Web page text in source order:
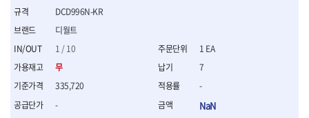
- 멀티플라이어
- 미니라쳇세트
- 기타
- 라쳇스패너
- 스피드렌치
- 모터렌치
디월트
1 / 10
무
335,720
-
DCD996N-KR
1 EA
7
-
NaN